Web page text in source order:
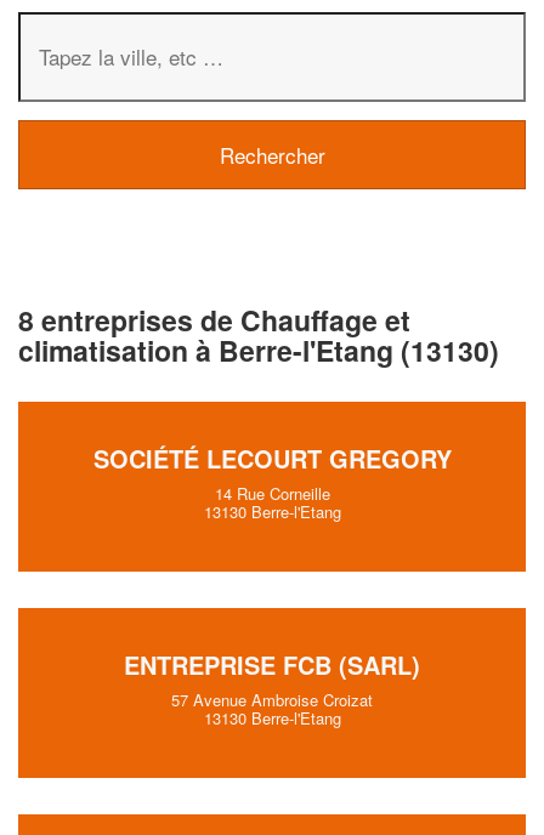
8 entreprises de Chauffage et
climatisation à Berre-l'Etang (13130)
SOCIÉTÉ LECOURT GREGORY
14 Rue Corneille
13130 Berre-l'Etang
ENTREPRISE FCB (SARL)
57 Avenue Ambroise Croizat
13130 Berre-l'Etang